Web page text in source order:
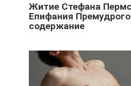
Житие Стефана
Епифания
содержание